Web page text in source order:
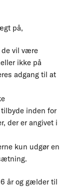
på,
de vil være
ikke på
adgang til at
inden for
der er angivet i
kun udgør en
år og gælder til